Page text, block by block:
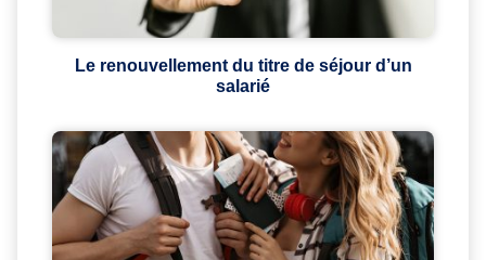
Le renouvellement du titre de séjour d’un
salarié